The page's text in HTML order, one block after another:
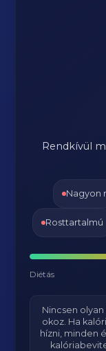
Rendkívül
Nagyon
Rosttartalmú
Diétás
Nincsen
okoz. Ha
hízni, minden